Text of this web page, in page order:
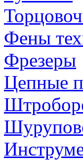
Фены
Фрезеры
Цепные